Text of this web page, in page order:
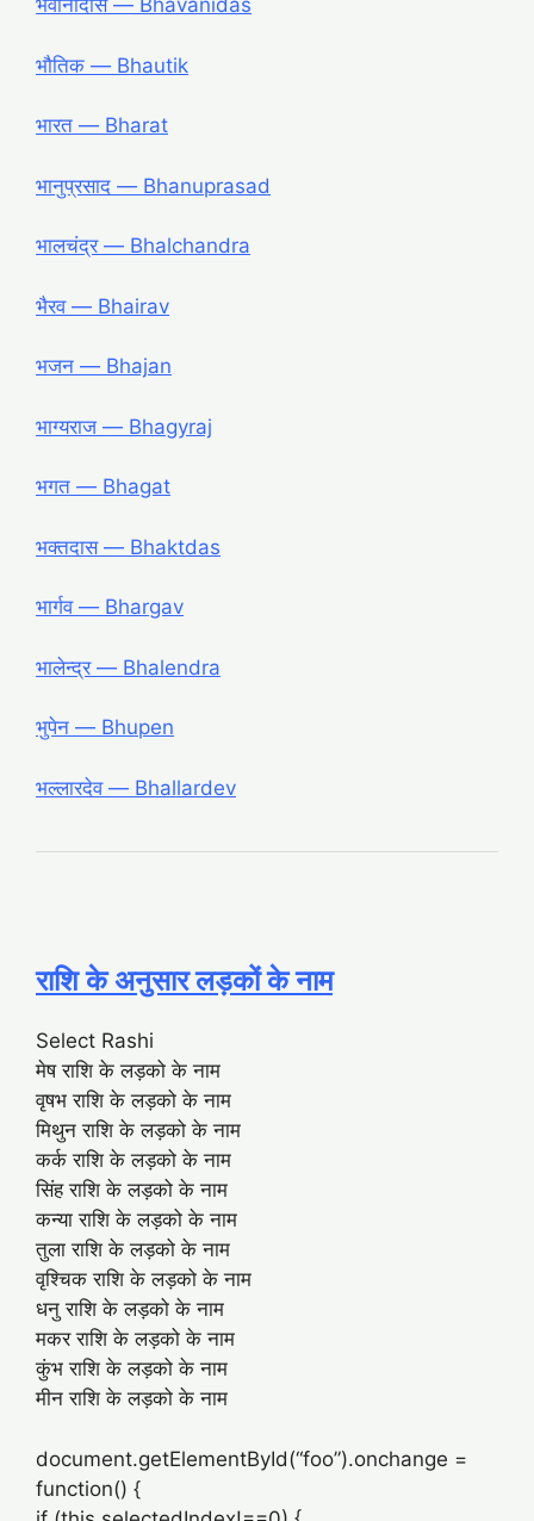
भवानीदास ― Bhavanidas
भौतिक ― Bhautik
भारत ― Bharat
भानुप्रसाद ― Bhanuprasad
भालचंद्र ― Bhalchandra
भैरव ― Bhairav
भजन ― Bhajan
भाग्यराज ― Bhagyraj
भगत ― Bhagat
भक्तदास ― Bhaktdas
भार्गव ― Bhargav
भालेन्द्र ― Bhalendra
भुपेन ― Bhupen
भल्लारदेव ― Bhallardev
राशि के अनुसार लड़कों के नाम
Select Rashi
मेष राशि के लड़को के नाम
वृषभ राशि के लड़को के नाम
मिथुन राशि के लड़को के नाम
कर्क राशि के लड़को के नाम
सिंह राशि के लड़को के नाम
कन्या राशि के लड़को के नाम
तुला राशि के लड़को के नाम
वृश्चिक राशि के लड़को के नाम
धनु राशि के लड़को के नाम
मकर राशि के लड़को के नाम
कुंभ राशि के लड़को के नाम
मीन राशि के लड़को के नाम
document.getElementById(“foo”).onchange =
function() {